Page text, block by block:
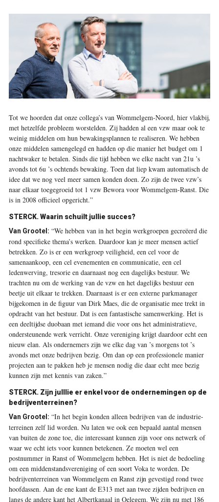
Tot we hoorden dat onze collega’s van Wommelgem-Noord, hier vlakbij,
met hetzelfde probleem worstelden. Zij hadden al een vzw maar ook te
weinig middelen om hun bewakingsplannen te realiseren. We hebben
onze middelen samengelegd en hadden op die manier het budget om 1
nachtwaker te betalen. Sinds die tijd hebben we elke nacht van 21u ’s
avonds tot 6u ’s ochtends bewaking. Toen dat liep kwam automatisch de
idee dat we nog veel meer samen konden doen. Zo zijn de twee vzw’s
naar elkaar toegegroeid tot 1 vzw Bewora voor Wommelgem-Ranst. Die
is in 2008 officieel opgericht.”
STERCK. Waarin schuilt jullie succes?
Van Grootel: “We hebben van in het begin werkgroepen gecreëerd die
rond specifieke thema’s werken. Daardoor kan je meer mensen actief
betrekken. Zo is er een werkgroep veiligheid, een cel voor de
samenaankoop, een cel evenementen en communicatie, een cel
ledenwerving, tresorie en daarnaast nog een dagelijks bestuur. We
trachten nu om de werking van de vzw en het dagelijks bestuur een
beetje uit elkaar te trekken. Daarnaast is er een externe parkmanager
bijgekomen in de figuur van Dirk Maes, die de organisatie mee trekt in
opdracht van het bestuur. Dat is een fantastische samenwerking. Het is
een deeltijdse duobaan met iemand die voor ons het administratieve,
ondersteunende werk verricht. Onze vereniging krijgt daardoor echt een
nieuw elan. Als ondernemers zijn we elke dag van ’s morgens tot ’s
avonds met onze bedrijven bezig. Om dan op een professionele manier
projecten aan te pakken heb je mensen nodig die daar echt mee bezig
kunnen zijn met kennis van zaken.”
STERCK. Zijn julllie er enkel voor de ondernemingen op de
bedrijventerreinen?
Van Grootel: “In het begin konden alleen bedrijven van de industrie-
terreinen zelf lid worden. Nu laten we ook een bepaald aantal mensen
van buiten de zone toe, die interessant kunnen zijn voor ons netwerk of
waar we echt iets voor kunnen betekenen. Ze moeten wel een
postnummer in Ranst of Wommelgem hebben. Het is niet de bedoeling
om een middenstandsvereniging of een soort Voka te worden. De
bedrijventerreinen van Wommelgem en Ranst zijn gevestigd rond twee
hoofdassen. Aan de ene kant de E313 met aan twee zijden bedrijven en
langs de andere kant het Albertkanaal in Oelegem. We zijn nu met 186